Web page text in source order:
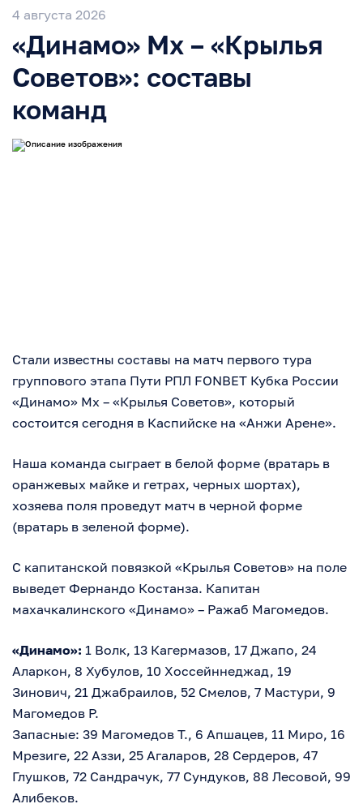
4 августа 2026
«Динамо» Мх – «Крылья
Советов»: составы
команд
Стали известны составы на матч первого тура
группового этапа Пути РПЛ FONBET Кубка России
«Динамо» Мх – «Крылья Советов», который
состоится сегодня в Каспийске на «Анжи Арене».
Наша команда сыграет в белой форме (вратарь в
оранжевых майке и гетрах, черных шортах),
хозяева поля проведут матч в черной форме
(вратарь в зеленой форме).
С капитанской повязкой «Крылья Советов» на поле
выведет Фернандо Костанза. Капитан
махачкалинского «Динамо» – Ражаб Магомедов.
«Динамо»: 1 Волк, 13 Кагермазов, 17 Джапо, 24
Аларкон, 8 Хубулов, 10 Хоссейннеджад, 19
Зинович, 21 Джабраилов, 52 Смелов, 7 Мастури, 9
Магомедов Р.
Запасные: 39 Магомедов Т., 6 Апшацев, 11 Миро, 16
Мрезиге, 22 Аззи, 25 Агаларов, 28 Сердеров, 47
Глушков, 72 Сандрачук, 77 Сундуков, 88 Лесовой, 99
Алибеков.